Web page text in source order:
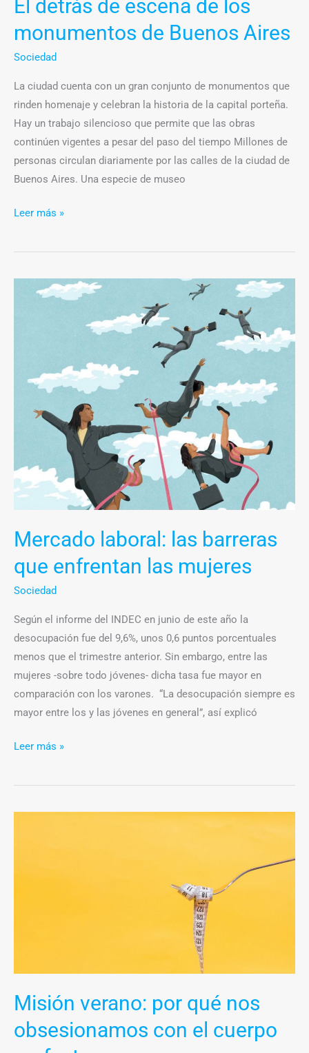
El detrás de escena de los
monumentos de Buenos Aires
Sociedad
La ciudad cuenta con un gran conjunto de monumentos que
rinden homenaje y celebran la historia de la capital porteña.
Hay un trabajo silencioso que permite que las obras
continúen vigentes a pesar del paso del tiempo Millones de
personas circulan diariamente por las calles de la ciudad de
Buenos Aires. Una especie de museo
de
escena
los
monumentos
de
Buenos
Aires
Leer más »
Mercado laboral: las barreras
que enfrentan las mujeres
Sociedad
Según el informe del INDEC en junio de este año la
desocupación fue del 9,6%, unos 0,6 puntos porcentuales
menos que el trimestre anterior. Sin embargo, entre las
mujeres -sobre todo jóvenes- dicha tasa fue mayor en
comparación con los varones. “La desocupación siempre es
mayor entre los y las jóvenes en general”, así explicó
Mercado
enfrentan
mujeres
Leer más »
Misión verano: por qué nos
obsesionamos con el cuerpo